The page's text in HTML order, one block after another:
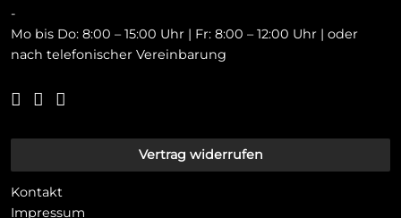
-
Mo bis Do: 8:00 – 15:00 Uhr | Fr: 8:00 – 12:00 Uhr | oder
nach telefonischer Vereinbarung
Vertrag widerrufen
Kontakt
Impressum